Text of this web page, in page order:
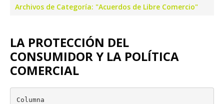
Archivos de Categoría: "Acuerdos de Libre Comercio"
LA PROTECCIÓN DEL
CONSUMIDOR Y LA POLÍTICA
COMERCIAL
Columna